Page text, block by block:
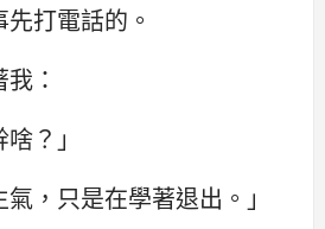
打電話的。‌‌
：‌‌
？‌‌」
氣，只是在學著退出。‌‌」